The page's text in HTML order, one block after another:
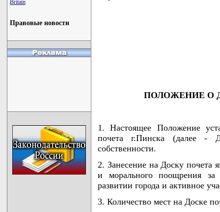
Britain
Правовые новости
ПОЛОЖЕНИЕ О
1. Настоящее Положение
почета г.Пинска (далее -
собственности.
2. Занесение на Доску почета
и морального поощрения за
развитии города и активное
3. Количество мест на Доске